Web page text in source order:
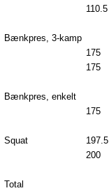
110.5
Bænkpres, 3-kamp
175
175
Bænkpres, enkelt
175
Squat 197.5
200
Total